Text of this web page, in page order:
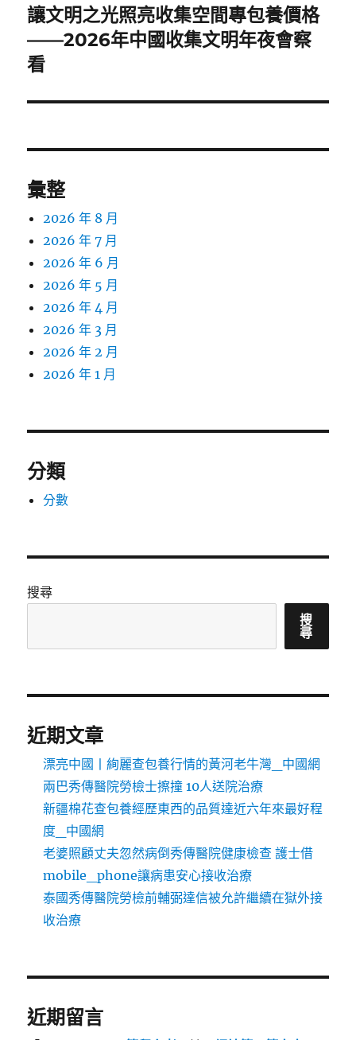
下
一
篇
章:
讓文明之光照亮收集空間專包養價格
——2026年中國收集文明年夜會察
看
彙整
2026 年 8 月
2026 年 7 月
2026 年 6 月
2026 年 5 月
2026 年 4 月
2026 年 3 月
2026 年 2 月
2026 年 1 月
分類
分數
搜尋
搜
尋
近期文章
漂亮中國丨絢麗查包養行情的黃河老牛灣_中國網
兩巴秀傳醫院勞檢士擦撞 10人送院治療
新疆棉花查包養經歷東西的品質達近六年來最好程
度_中國網
老婆照顧丈夫忽然病倒秀傳醫院健康檢查 護士借
mobile_phone讓病患安心接收治療
泰國秀傳醫院勞檢前輔弼達信被允許繼續在獄外接
收治療
近期留言